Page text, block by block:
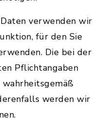
verwenden wir
für den Sie
Die bei der
Pflichtangaben
werden wir